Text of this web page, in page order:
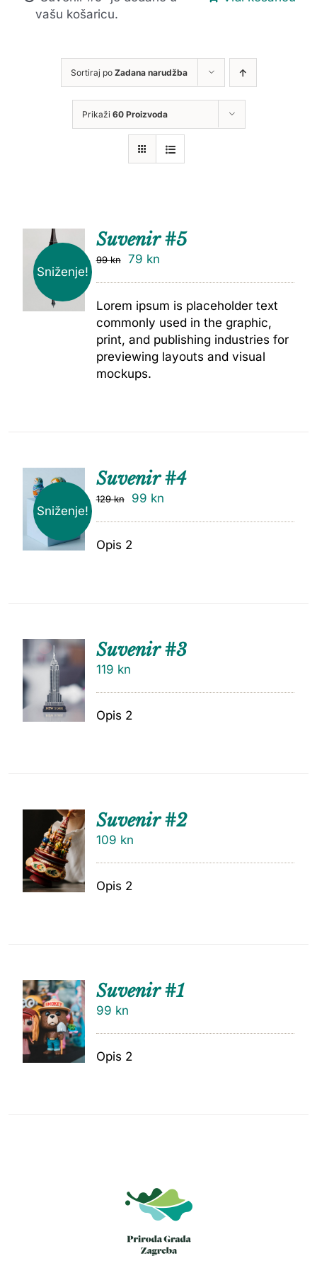
vašu košaricu.
Sortiraj po Zadana narudžba
Prikaži 60 Proizvoda
Sniženje!
Suvenir #5
99kn 79 kn
Lorem ipsum is placeholder text
commonly used in the graphic,
print, and publishing industries for
previewing layouts and visual
mockups.
Sniženje!
DODAJ
Suvenir #4
129kn 99 kn
Opis 2
DODAJ
Suvenir #3
119 kn
Opis 2
DODAJ
U
KOŠARI
CU
Suvenir #2
109 kn
Opis 2
DODAJ
U
KOŠARI
CU
Suvenir #1
99 kn
Opis 2